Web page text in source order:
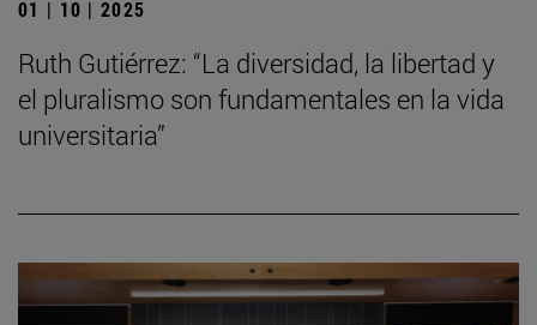
01 | 10 | 2025
Ruth Gutiérrez: “La diversidad, la libertad y
el pluralismo son fundamentales en la vida
universitaria”